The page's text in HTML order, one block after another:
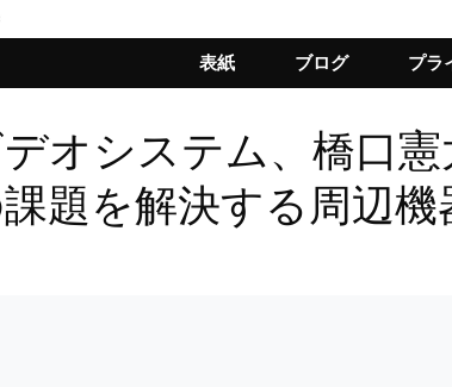
表紙 ブログ プラ
オシステム、橋口
題を解決する周辺機